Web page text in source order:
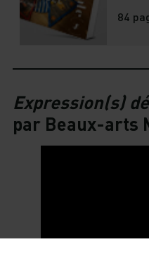
84
Expression(s)
par Beaux-arts